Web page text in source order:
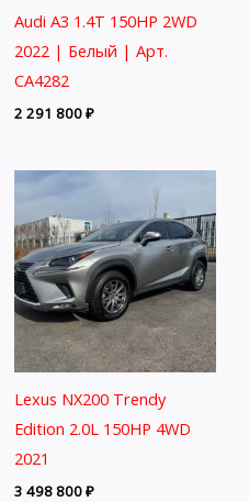
Audi A3 1.4T 150HP 2WD
2022 | Белый | Арт.
CA4282
2 291 800₽
Lexus NX200 Trendy
Edition 2.0L 150HP 4WD
2021
3 498 800₽